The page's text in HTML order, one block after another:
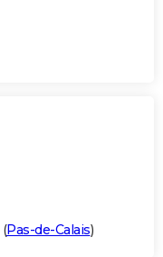
(Pas-de-Calais)